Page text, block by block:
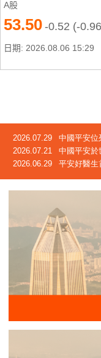
2026.07.29
中國平安位列
2026.07.21
中國平安於世
2026.06.29
平安好醫生首席執